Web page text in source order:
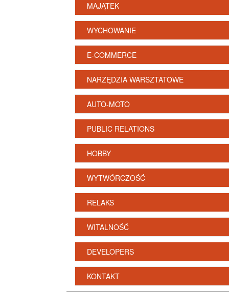
MAJĄTEK
WYCHOWANIE
E-COMMERCE
NARZĘDZIA WARSZTATOWE
AUTO-MOTO
PUBLIC RELATIONS
HOBBY
WYTWÓRCZOŚĆ
RELAKS
WITALNOŚĆ
DEVELOPERS
KONTAKT